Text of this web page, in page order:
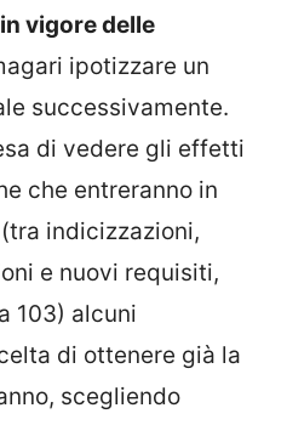
vigore delle
ipotizzare un
successivamente.
di vedere gli effetti
che entreranno in
indicizzazioni,
e nuovi requisiti,
103) alcuni
di ottenere già la
scegliendo